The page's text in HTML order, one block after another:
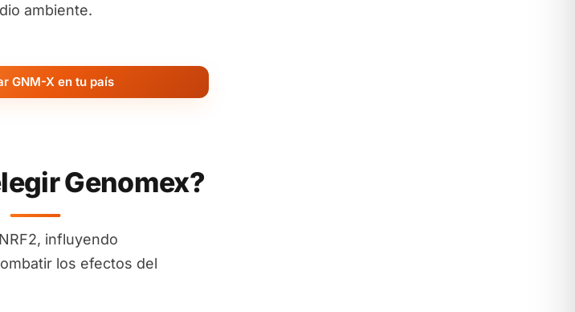
ambiente.
GNM-X en tu país
Genomex?
influyendo
los efectos del